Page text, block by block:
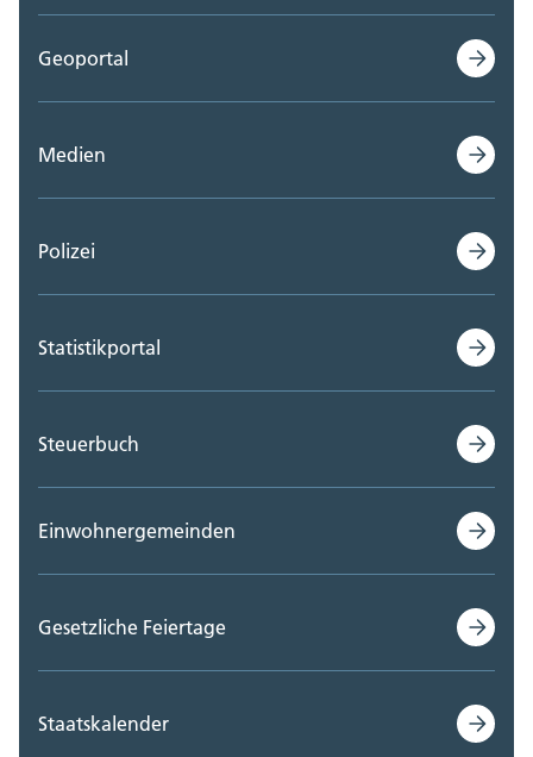
Geoportal
Medien
Polizei
Statistikportal
Steuerbuch
Einwohnergemeinden
Gesetzliche Feiertage
Staatskalender